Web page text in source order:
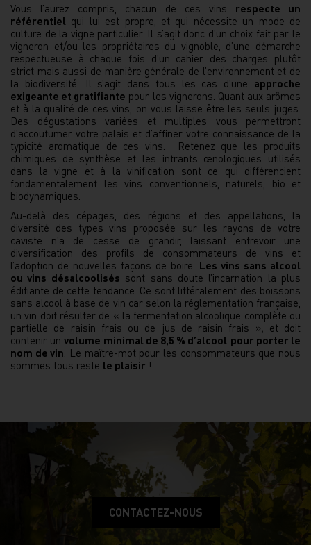
Vous l’aurez compris, chacun de ces vins respecte un
référentiel qui lui est propre, et qui nécessite un mode de
culture de la vigne particulier. Il s’agit donc d’un choix fait par le
vigneron et/ou les propriétaires du vignoble, d’une démarche
respectueuse à chaque fois d’un cahier des charges plutôt
strict mais aussi de manière générale de l’environnement et de
la biodiversité. Il s’agit dans tous les cas d’une approche
exigeante et gratifiante pour les vignerons. Quant aux arômes
et à la qualité de ces vins, on vous laisse être les seuls juges.
Des dégustations variées et multiples vous permettront
d’accoutumer votre palais et d’affiner votre connaissance de la
typicité aromatique de ces vins. Retenez que les produits
chimiques de synthèse et les intrants œnologiques utilisés
dans la vigne et à la vinification sont ce qui différencient
fondamentalement les vins conventionnels, naturels, bio et
biodynamiques.
Au-delà des cépages, des régions et des appellations, la
diversité des types vins proposée sur les rayons de votre
caviste n’a de cesse de grandir, laissant entrevoir une
diversification des profils de consommateurs de vins et
l’adoption de nouvelles façons de boire. Les vins sans alcool
ou vins désalcoolisés sont sans doute l’incarnation la plus
édifiante de cette tendance. Ce sont littéralement des boissons
sans alcool à base de vin car selon la réglementation française,
un vin doit résulter de « la fermentation alcoolique complète ou
partielle de raisin frais ou de jus de raisin frais »
et doit
contenir unvolume minimal de 8,5 % d’alcool pour porter le
nom de vin . Le maître-mot pour les consommateurs que nous
sommes tous reste le plaisir !
CONTACTEZ-NOUS